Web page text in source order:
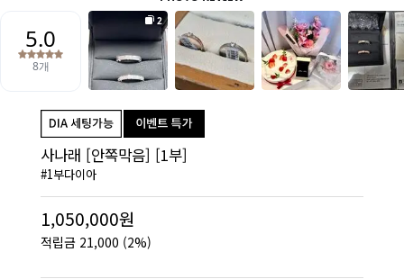
사나래 [안쪽막음] [1부]
#1부다이아
1,050,000원
적립금 21,000 (2%)